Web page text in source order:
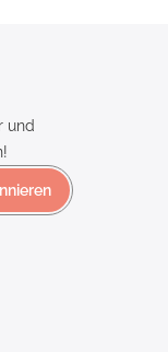
und